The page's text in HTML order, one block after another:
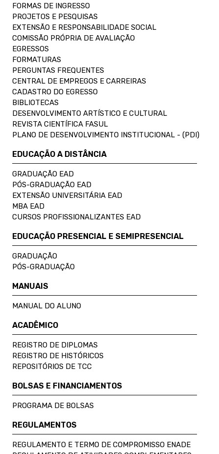
FORMAS DE INGRESSO
PROJETOS E PESQUISAS
EXTENSÃO E RESPONSABILIDADE SOCIAL
COMISSÃO PRÓPRIA DE AVALIAÇÃO
EGRESSOS
FORMATURAS
PERGUNTAS FREQUENTES
CENTRAL DE EMPREGOS E CARREIRAS
CADASTRO DO EGRESSO
BIBLIOTECAS
DESENVOLVIMENTO ARTÍSTICO E CULTURAL
REVISTA CIENTÍFICA FASUL
PLANO DE DESENVOLVIMENTO INSTITUCIONAL - (PDI)
EDUCAÇÃO A DISTÂNCIA
GRADUAÇÃO EAD
PÓS-GRADUAÇÃO EAD
EXTENSÃO UNIVERSITÁRIA EAD
MBA EAD
CURSOS PROFISSIONALIZANTES EAD
EDUCAÇÃO PRESENCIAL E SEMIPRESENCIAL
GRADUAÇÃO
PÓS-GRADUAÇÃO
MANUAIS
MANUAL DO ALUNO
ACADÊMICO
REGISTRO DE DIPLOMAS
REGISTRO DE HISTÓRICOS
REPOSITÓRIOS DE TCC
BOLSAS E FINANCIAMENTOS
PROGRAMA DE BOLSAS
REGULAMENTOS
REGULAMENTO E TERMO DE COMPROMISSO ENADE